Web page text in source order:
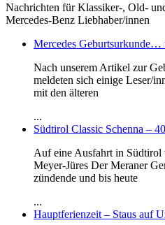
Nachrichten für Klassiker-, Old-
Mercedes-Benz Liebhaber/innen
Mercedes Geburtsurkunde…
Nach unserem Artikel zur
meldeten sich einige Leser/
mit den älteren
...
Südtirol Classic Schenna –
Auf eine Ausfahrt in Südtirol
Meyer-Jüres Der Meraner
zündende und bis heute
...
Hauptferienzeit – Staus auf